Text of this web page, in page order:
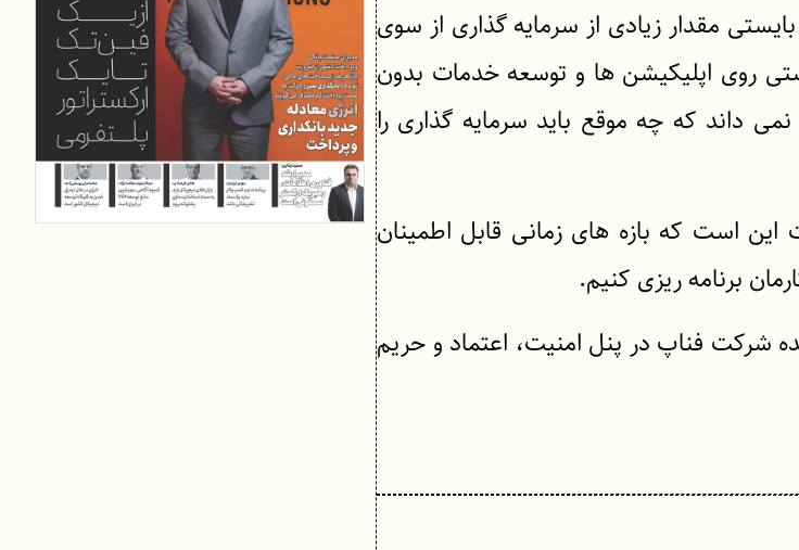
مقدار زیادی از سرمایه گذاری از سوی
روی اپلیکیشن ها و توسعه خدمات بدون
که چه موقع باید سرمایه گذاری را
است که بازه های زمانی قابل اطمینان
برنامه ریزی کنیم.
شرکت فناپ در پنل امنیت، اعتماد و حریم